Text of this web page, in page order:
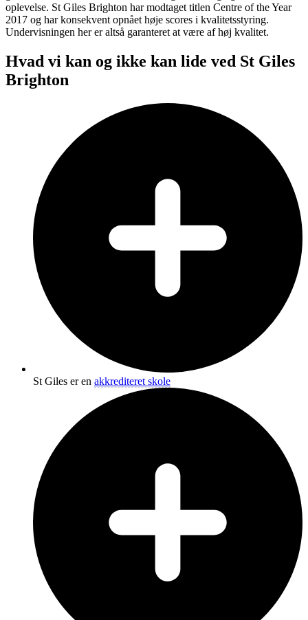
oplevelse. St Giles Brighton har modtaget titlen Centre of the Year
2017 og har konsekvent opnået høje scores i kvalitetsstyring.
Undervisningen her er altså garanteret at være af høj kvalitet.
Hvad vi kan og ikke kan lide ved St Giles
Brighton
St Giles er en akkrediteret skole